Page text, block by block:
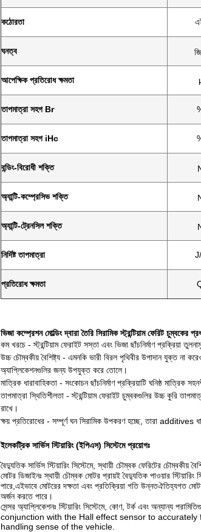
কঠোরতা
ঘনত্ব
আপেক্ষিক প্রতিরোধ ক্ষমতা
তাপমাত্রা সহগ Br
তাপমাত্রা সহগ iHc
বন্ডিং-বিরোধী শক্তি
অ্যান্টি-কম্প্রেসিভ শক্তি
অ্যান্টি-ট্রেনসিল শক্তি
নির্দিষ্ট তাপমাত্রা
প্রতিরোধ ক্ষমতা
ভিজা কম্প্রেশন মোল্ডিং দ্বারা তৈরি সিরামিক স্ট্রন্টিয়াম ফেরিট চুম্বকের
কম খরচে - স্ট্রন্টিয়াম ফেরাইট সস্তা এবং ভিজা ছাঁচনির্মাণ প্রক্রিয়া
উচ্চ চৌম্বকীয় বৈশিষ্ট্য - এমনকি ভারী বিরল পৃথিবীর উপাদান যুক্ত না
অ্যাপ্লিকেশনগুলির জন্য উপযুক্ত করে তোলে।
মাত্রিক ধারাবাহিকতা - সংকোচন ছাঁচনির্মাণ প্রক্রিয়াটি ঘনিষ্ঠ মাত্রিক
তাপমাত্রা স্থিতিশীলতা - স্ট্রন্টিয়াম ফেরাইট চুম্বকগুলির উচ্চ কুরি
রাখে।
ক্ষয় প্রতিরোধের - সম্পূর্ণ ঘন সিরামিক উপকরণ হচ্ছে, তারা
ইলেকট্রিক সার্ভিস স্টিয়ারিং (ইপিএস) সিস্টেমে প্রয়োগঃ
বৈদ্যুতিক সার্ভিস স্টিয়ারিং সিস্টেমে, স্থায়ী চৌম্বক ফেরিটের চৌম্বকীয়
মোটর ডিজাইনঃ স্থায়ী চৌম্বক মোটর প্রায়ই বৈদ্যুতিক পাওয়ার
পারে,এইভাবে মোটরের দক্ষতা এবং প্রতিক্রিয়া গতি উন্নতঐতিহ্যগত
অর্জন করতে পারে।
সেন্সর অ্যাপ্লিকেশনঃ স্টিয়ারিং সিস্টেমে, কোণ, টর্ক এবং
conjunction with the Hall effect sensor to
handling sense of the vehicle.